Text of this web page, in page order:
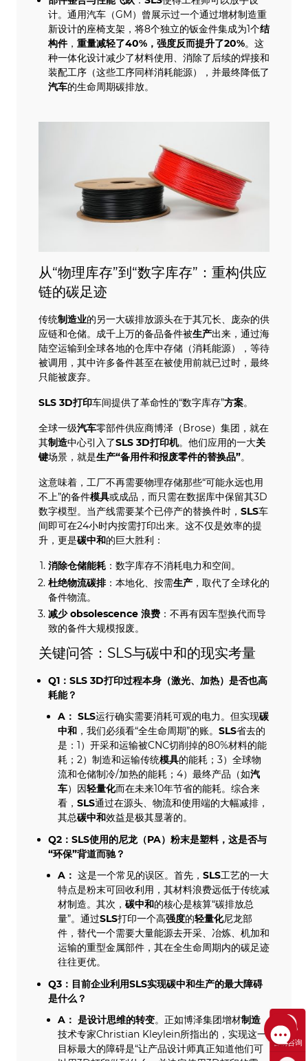
计。通用汽车（GM）曾展示过一个通过增材制造重
新设计的座椅支架，将8个独立的钣金件集成为1个结
构件， 重量减轻了40%，强度反而提升了20%。这
种一体化设计减少了材料使用、消除了后续的焊接和
装配工序（这些工序同样消耗能源），并最终降低了
汽车的生命周期碳排放。
从“物理库存”到“数字库存”：重构供应
链的碳足迹
传统制造业的另一大碳排放源头在于其冗长、庞杂的供
应链和仓储。成千上万的备品备件被生产出来，通过海
陆空运输到全球各地的仓库中存储（消耗能源），等待
被调用，其中许多备件甚至在被使用前就已过时，最终
只能被废弃。
SLS 3D打印车间提供了革命性的“数字库存”方案。
全球一级汽车零部件供应商博泽（Brose）集团，就在
其制造中心引入了SLS 3D打印机。他们应用的一大关
键场景，就是生产“备用件和报废零件的替换品”。
这意味着，工厂不再需要物理存储那些“可能永远也用
不上”的备件模具或成品，而只需在数据库中保留其3D
数字模型。当产线需要某个已停产的替换件时， SLS车
间即可在24小时内按需打印出来。这不仅是效率的提
升，更是碳中和的巨大胜利：
消除仓储能耗 ：数字库存不消耗电力和空间。
杜绝物流碳排：本地化、按需生产 ，取代了全球化的
备件物流。
减少 obsolescence 浪费 ：不再有因车型换代而导
致的备件大规模报废。
关键问答：SLS与碳中和的现实考量
Q1： SLS 3D打印过程本身（激光、加热）是否也高
耗能？
A： SLS运行确实需要消耗可观的电力。但实现碳
中和 ，我们必须看“全生命周期”的账。 SLS省去的
是：1）开采和运输被CNC切削掉的80%材料的能
耗；2）制造和运输传统模具的能耗；3）全球物
流和仓储制冷/加热的能耗；4）最终产品（如汽
车）因轻量化而在未来10年节省的能耗。综合来
看， SLS通过在源头、物流和使用端的大幅减排，
其总碳中和效益是极其显著的。
Q2： SLS使用的尼龙 （PA）粉末是塑料，这是否与
“环保”背道而驰？
A： 这是一个常见的误区。首先， SLS工艺的一大
特点是粉末可回收利用，其材料浪费远低于传统减
材制造。其次， 碳中和的核心是核算“碳排放总
量”。通过SLS打印一个高强度的轻量化尼龙部
件，替代一个需要大量能源去开采、冶炼、机加和
运输的重型金属部件，其在全生命周期内的碳足迹
往往更优。
Q3：目前企业利用SLS实现碳中和生产的最大障碍
是什么？
A： 是设计思维的转变。正如博泽集团增材制造
技术专家Christian Kleylein所指出的，实现这一
目标最大的障碍是“让产品设计师真正知道他们可
售前咨询